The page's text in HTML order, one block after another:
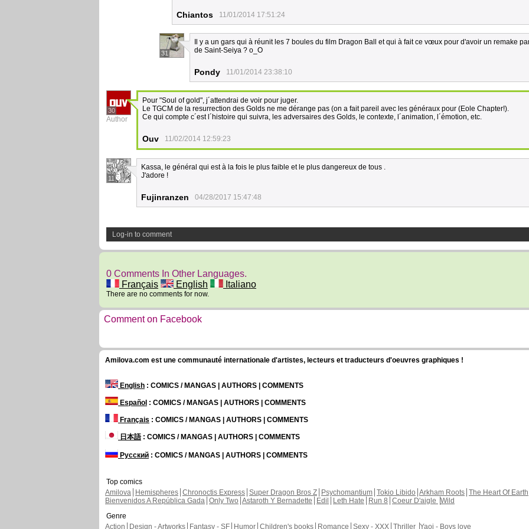
Chiantos 11/01/2014 17:51:24
31
Il y a un gars qui à réunit les 7 boules du film Dragon Ball et qui à fait ce vœux pour d'avoir un remake
de Saint-Seiya ? o_O
Pondy 11/01/2014 23:38:10
30
Author
Pour "Soul of gold", j´attendrai de voir pour juger.
Le TGCM de la resurrection des Golds ne me dérange pas (on a fait pareil avec les généraux pour (Eole Chapter!).
Ce qui compte c´est l´histoire qui suivra, les adversaires des Golds, le contexte, l´animation, l´émotion, etc.
Ouv 11/02/2014 12:59:23
11
Kassa, le général qui est à la fois le plus faible et le plus dangereux de tous .
J'adore !
Fujinranzen 04/28/2017 15:47:48
Log-in to comment
0 Comments In Other Languages.
Français
English Italiano
There are no comments for now.
Comment on Facebook
Amilova.com est une communauté internationale d'artistes, lecteurs et traducteurs d'oeuvres graphiques !
English : COMICS / MANGAS | AUTHORS | COMMENTS
Español : COMICS / MANGAS | AUTHORS | COMMENTS
Français : COMICS / MANGAS | AUTHORS | COMMENTS
日本語: COMICS / MANGAS | AUTHORS | COMMENTS
Русский : COMICS / MANGAS | AUTHORS | COMMENTS
Top comics
Amilova
Hemispheres Chronoctis Express Super Dragon Bros Z Psychomantium Tokio Libido Arkham Roots The Heart Of Earth
Bienvenidos A República Gada Only Two Astaroth Y Bernadette Edil Leth Hate Run 8 Coeur D'aigle Wild
Genre
Action
Design - Artworks Fantasy - SF Humor Children's books Romance Sexy - XXX Thriller Yaoi - Boys love